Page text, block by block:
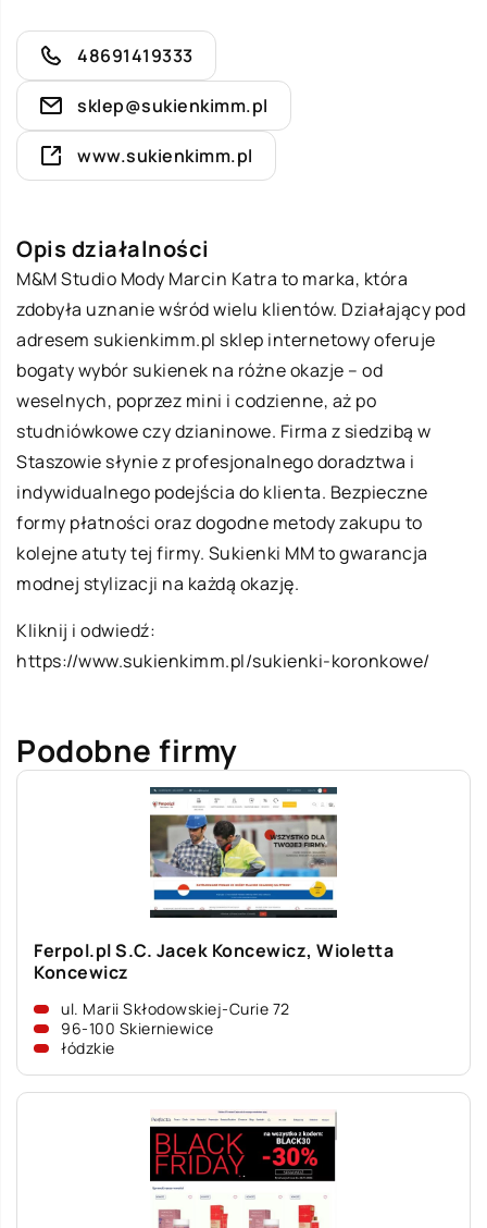
48691419333
sklep@sukienkimm.pl
www.sukienkimm.pl
Opis działalności
M&M Studio Mody Marcin Katra to marka, która
zdobyła uznanie wśród wielu klientów. Działający pod
adresem sukienkimm.pl sklep internetowy oferuje
bogaty wybór sukienek na różne okazje – od
weselnych, poprzez mini i codzienne, aż po
studniówkowe czy dzianinowe. Firma z siedzibą w
Staszowie słynie z profesjonalnego doradztwa i
indywidualnego podejścia do klienta. Bezpieczne
formy płatności oraz dogodne metody zakupu to
kolejne atuty tej firmy. Sukienki MM to gwarancja
modnej stylizacji na każdą okazję.
Kliknij i odwiedź:
https://www.sukienkimm.pl/sukienki-koronkowe/
Podobne firmy
Ferpol.pl S.C. Jacek Koncewicz, Wioletta
Koncewicz
ul. Marii Skłodowskiej-Curie 72
96-100 Skierniewice
łódzkie